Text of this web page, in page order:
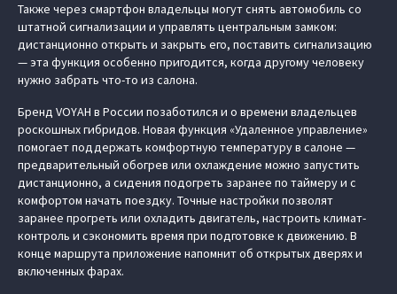
Также через смартфон владельцы могут снять автомобиль со
штатной сигнализации и управлять центральным замком:
дистанционно открыть и закрыть его, поставить сигнализацию
— эта функция особенно пригодится, когда другому человеку
нужно забрать что-то из салона.
Бренд VOYAH в России позаботился и о времени владельцев
роскошных гибридов. Новая функция «Удаленное управление»
помогает поддержать комфортную температуру в салоне —
предварительный обогрев или охлаждение можно запустить
дистанционно, а сидения подогреть заранее по таймеру и с
комфортом начать поездку. Точные настройки позволят
заранее прогреть или охладить двигатель, настроить климат-
контроль и сэкономить время при подготовке к движению. В
конце маршрута приложение напомнит об открытых дверях и
включенных фарах.